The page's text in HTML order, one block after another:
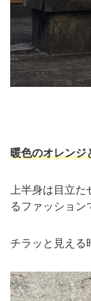
暖色のオレンジ
上半身は目立た
るファッション
チラッと見える